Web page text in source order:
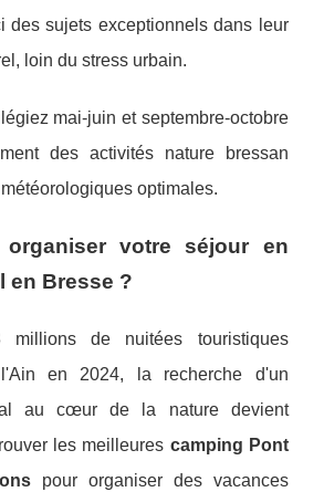
des sujets exceptionnels dans leur
loin du stress urbain.
mai-juin et septembre-octobre
des activités nature bressan
optimales.
organiser votre séjour en
en Bresse ?
de nuitées touristiques
en 2024, la recherche d'un
au cœur de la nature devient
les meilleures camping Pont
pour organiser des vacances